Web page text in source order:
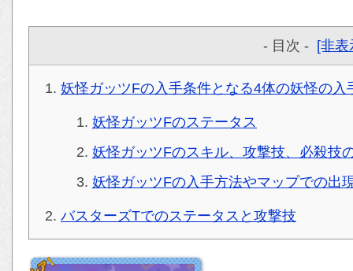
- 目次 - [非表
妖怪ガッツFの入手条件となる4体の妖怪の入
妖怪ガッツFのステータス
妖怪ガッツFのスキル、攻撃技、必殺技
妖怪ガッツFの入手方法やマップでの出
バスターズTでのステータスと攻撃技